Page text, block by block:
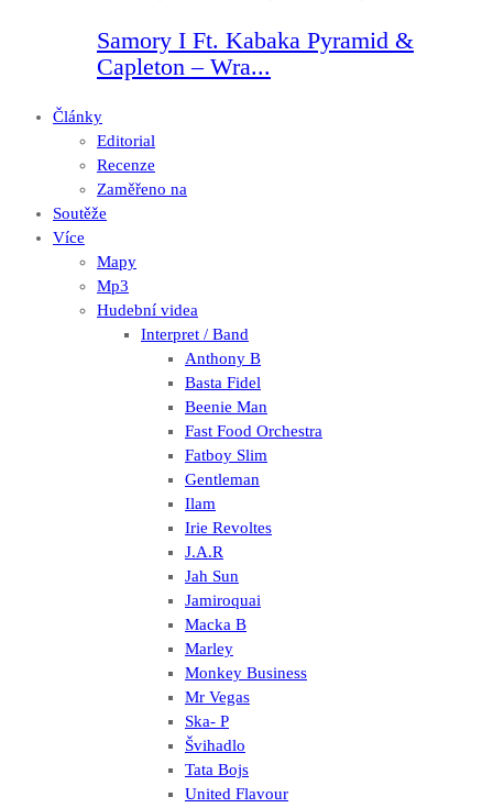
Samory I Ft. Kabaka Pyramid &
Capleton – Wra...
Články
Editorial
Recenze
Zaměřeno na
Soutěže
Více
Mapy
Mp3
Hudební videa
Interpret / Band
Anthony B
Basta Fidel
Beenie Man
Fast Food Orchestra
Fatboy Slim
Gentleman
Ilam
Irie Revoltes
J.A.R
Jah Sun
Jamiroquai
Macka B
Marley
Monkey Business
Mr Vegas
Ska- P
Švihadlo
Tata Bojs
United Flavour